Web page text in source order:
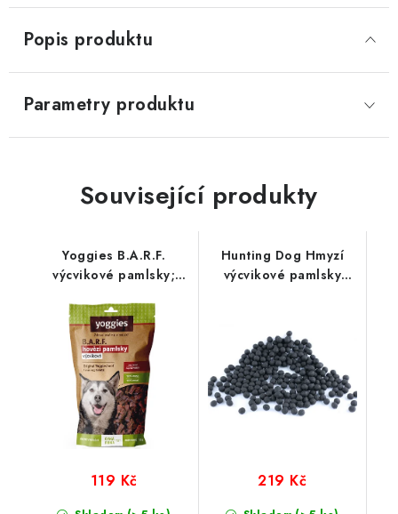
Popis produktu
Parametry produktu
Související produkty
Yoggies B.A.R.F.
výcvikové pamlsky;
119 Kč
Hunting Dog Hmyzí
výcvikové pamlsky
219 Kč